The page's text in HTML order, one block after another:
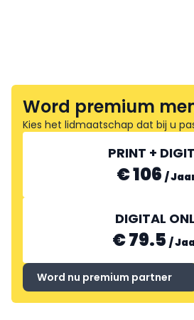
Word premium
Kies het lidmaatschap dat bij u
PRINT +
€ 106 /
DIGITAL
€ 79.5 /
Word nu premium partner